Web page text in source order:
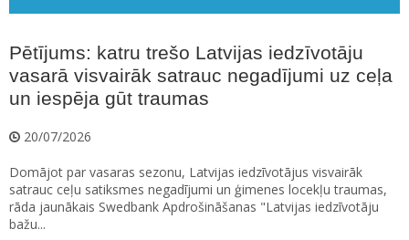
Pētījums: katru trešo Latvijas iedzīvotāju
vasarā visvairāk satrauc negadījumi uz ceļa
un iespēja gūt traumas
20/07/2026
Domājot par vasaras sezonu, Latvijas iedzīvotājus visvairāk
satrauc ceļu satiksmes negadījumi un ģimenes locekļu traumas,
rāda jaunākais Swedbank Apdrošināšanas "Latvijas iedzīvotāju
bažu...